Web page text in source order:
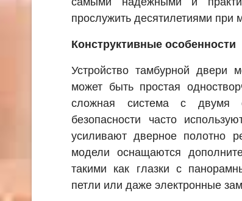
прослужить десятилетиями при
Конструктивные особенности
Устройство тамбурной двери
может быть простая
сложная система с двумя
безопасности часто
усиливают дверное полотно
модели оснащаются
такими как глазки с
петли или даже электронные